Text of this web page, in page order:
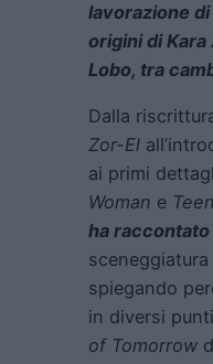
lavorazione
origini di Kara
Lobo, tra
Dalla
Zor-El
ai primi
Woman e
ha raccontato
sceneggiatura
spiegando
in diversi
of Tomorrow